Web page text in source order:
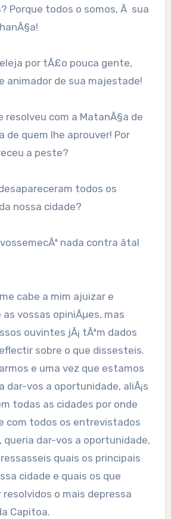
Porque todos o somos, Ã sua
por tÃ£o pouca gente,
animador de sua majestade!
resolveu com a MatanÃ§a de
de quem lhe aprouver! Por
a peste?
todos os
nossa cidade?
nada contra âtal
cabe a mim ajuizar e
vossas opiniÃµes, mas
ouvintes jÃ¡ tÃªm dados
sobre o que dissesteis.
e uma vez que estamos
dar-vos a oportunidade, aliÃ¡s
todas as cidades por onde
com todos os entrevistados
queria dar-vos a oportunidade,
quais os principais
cidade e quais os que
o mais depressa
Capitoa.